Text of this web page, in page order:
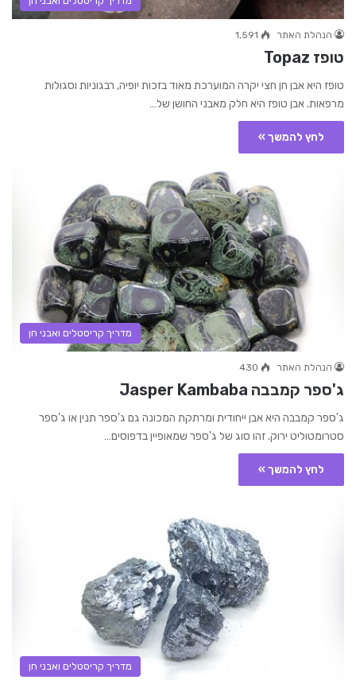
הנהלת האתר 1,591
טופז Topaz
טופז היא אבן חן חצי יקרה המוערכת מאוד בזכות יופיה, רבגוניות וסגולות
מרפאות. אבן טופז היא חלק מאבני החושן של…
לחץ להמשך »
מדריך קריסטלים ואבני חן
הנהלת האתר 430
ג'ספר קמבבה Jasper Kambaba
ג'ספר קמבבה היא אבן ייחודית ומרתקת המכונה גם ג'ספר תנין או ג'ספר
סטרומטוליט ירוק. זהו סוג של ג'ספר שמאופיין בדפוסים…
לחץ להמשך »
מדריך קריסטלים ואבני חן